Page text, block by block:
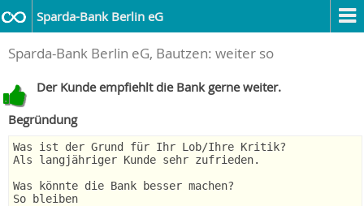
Sparda-Bank Berlin eG
Sparda-Bank Berlin eG, Bautzen: weiter so
Der Kunde empfiehlt die Bank gerne weiter.
Begründung
Was ist der Grund für Ihr Lob/Ihre Kritik?
Als langjähriger Kunde sehr zufrieden.
Was könnte die Bank besser machen?
So bleiben